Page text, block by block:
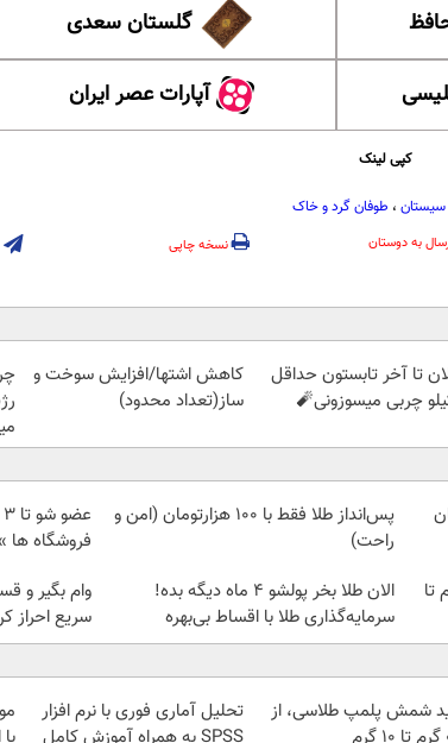
گلستان سعدی
آپارات عصر ایران
کپی لینک
، طوفان گرد و خاک
به دوستان نسخه چاپی
تا آخر تابستون حداقل
کاهش اشتها/افزایش سوخت و
ساز(تعداد محدود)
پس‌انداز طلا فقط با ۱۰۰ هزارتومان (امن و
راحت)
فروشگاه ها »
از ۰.۵ گرم تا
الان طلا بخر پولشو 4 ماه دیگه بده!
سرمایه‌گذاری طلا با اقساط بی‌بهره
وام بگیر و
سریع احراز
شمش پلمپ طلاسی، از
تحلیل آماری فوری با نرم افزار